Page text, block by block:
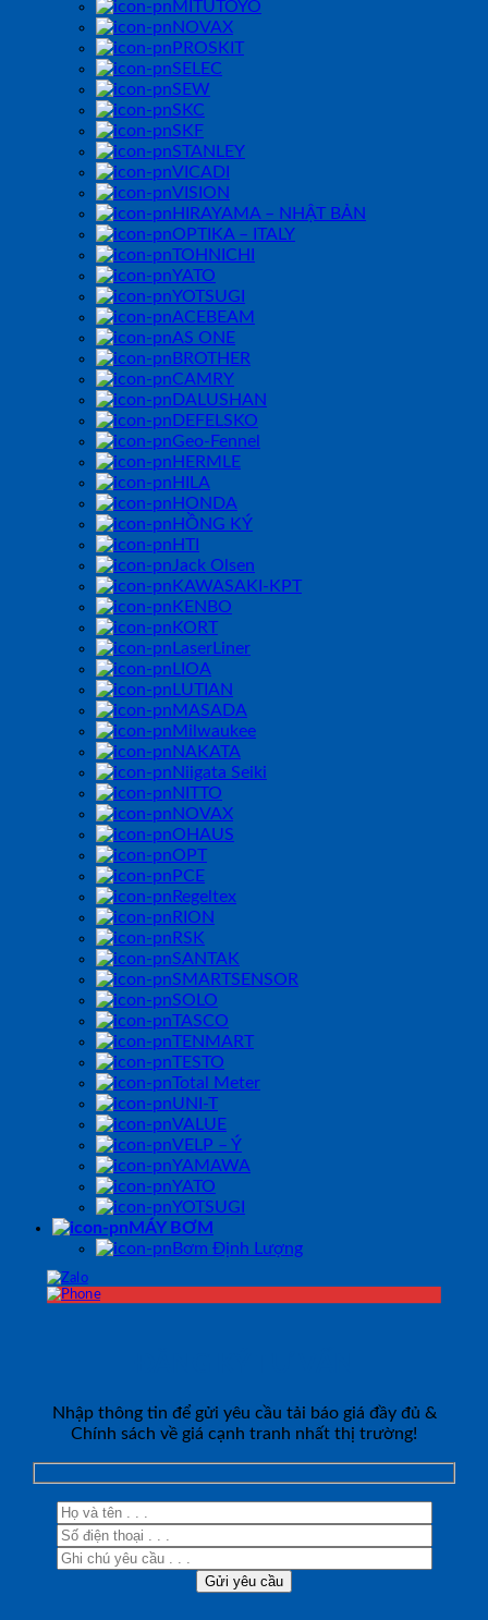
MITUTOYO
NOVAX
PROSKIT
SELEC
SEW
SKC
SKF
STANLEY
VICADI
VISION
HIRAYAMA – NHẬT BẢN
OPTIKA – ITALY
TOHNICHI
YATO
YOTSUGI
ACEBEAM
AS ONE
BROTHER
CAMRY
DALUSHAN
DEFELSKO
Geo-Fennel
HERMLE
HILA
HONDA
HỒNG KÝ
HTI
Jack Olsen
KAWASAKI-KPT
KENBO
KORT
LaserLiner
LIOA
LUTIAN
MASADA
Milwaukee
NAKATA
Niigata Seiki
NITTO
NOVAX
OHAUS
OPT
PCE
Regeltex
RION
RSK
SANTAK
SMARTSENSOR
SOLO
TASCO
TENMART
TESTO
Total Meter
UNI-T
VALUE
VELP – Ý
YAMAWA
YATO
YOTSUGI
MÁY BƠM
Bơm Định Lượng
Nhập thông tin để gửi yêu cầu tải báo giá đầy đủ &
Chính sách về giá cạnh tranh nhất thị trường!